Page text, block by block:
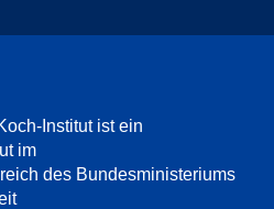
Institut ist ein
im
des Bundesministeriums